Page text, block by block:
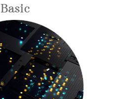
Basic